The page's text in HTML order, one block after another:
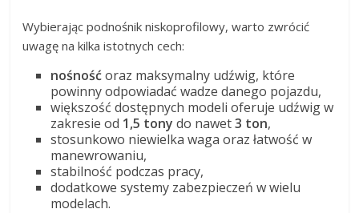
Wybierając podnośnik niskoprofilowy, warto zwrócić
uwagę na kilka istotnych cech:
nośnośćoraz maksymalny udźwig, które
powinny odpowiadać wadze danego pojazdu,
większość dostępnych modeli oferuje udźwig w
zakresie od 1,5 tony do nawet3 ton,
stosunkowo niewielka waga oraz łatwość w
manewrowaniu,
stabilność podczas pracy,
dodatkowe systemy zabezpieczeń w wielu
modelach.